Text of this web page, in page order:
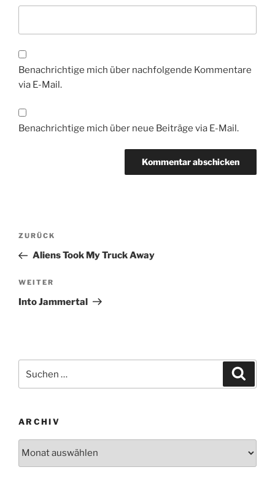
Benachrichtige mich über nachfolgende Kommentare
via E-Mail.
Benachrichtige mich über neue Beiträge via E-Mail.
Beitragsnavigation
Vorheriger
Beitrag
ZURÜCK
Aliens Took My Truck Away
Nächster
Beitrag
WEITER
Into Jammertal
nach:
ARCHIV